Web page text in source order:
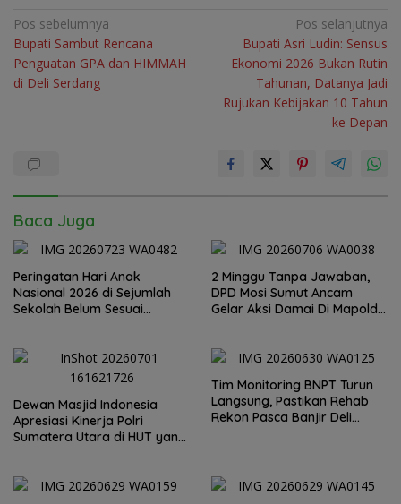
Navigasi
pos
Pos sebelumnya
Bupati Sambut Rencana
Penguatan GPA dan HIMMAH
di Deli Serdang
Pos selanjutnya
Bupati Asri Ludin: Sensus
Ekonomi 2026 Bukan Rutin
Tahunan, Datanya Jadi
Rujukan Kebijakan 10 Tahun
ke Depan
Baca Juga
Peringatan Hari Anak
Nasional 2026 di Sejumlah
Sekolah Belum Sesuai
2 Minggu Tanpa Jawaban,
DPD Mosi Sumut Ancam
Gelar Aksi Damai Di Mapolda
Sumut Irjen Whisnu
Dewan Masjid Indonesia
Apresiasi Kinerja Polri
Sumatera Utara di HUT yang
Tim Monitoring BNPT Turun
Langsung, Pastikan Rehab
Rekon Pasca Banjir Deli